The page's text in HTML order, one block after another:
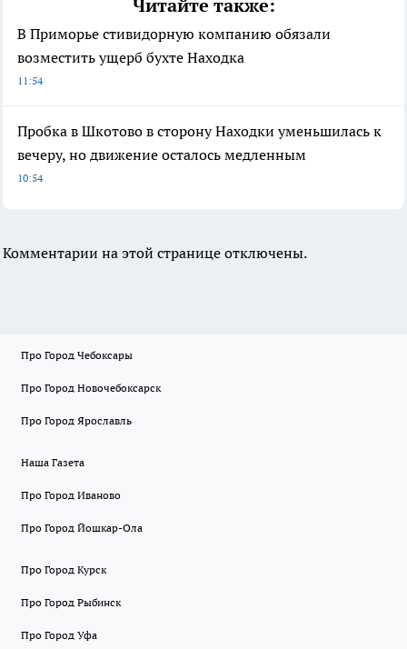
Читайте также:
В Приморье стивидорную компанию обязали
возместить ущерб бухте Находка
11:54
Пробка в Шкотово в сторону Находки уменьшилась к
вечеру, но движение осталось медленным
10:54
Комментарии на этой странице отключены.
Про Город Чебоксары
Про Город Новочебоксарск
Про Город Ярославль
Наша Газета
Про Город Иваново
Про Город Йошкар-Ола
Про Город Курск
Про Город Рыбинск
Про Город Уфа